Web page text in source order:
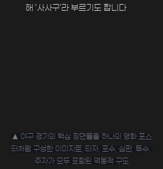
해 ‘사사구’라 부르기도 합니다
▲ ﻿야구 경기의 핵심 장면들을 하나의 영화 포스
터처럼 구성한 이미지로, 타자, 포수, 심판, 투수,
주자가 모두 포함된 역동적 구도